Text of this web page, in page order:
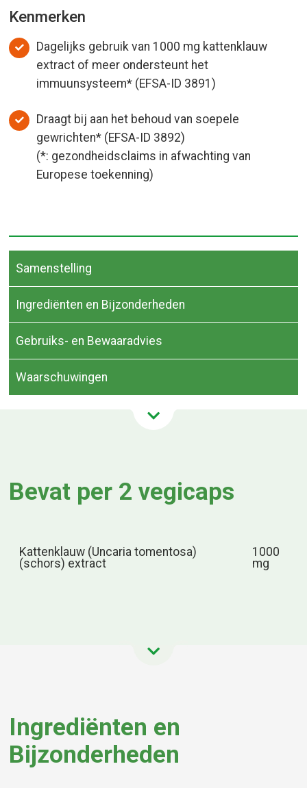
Kenmerken
Dagelijks gebruik van 1000 mg kattenklauw
extract of meer ondersteunt het
immuunsysteem* (EFSA-ID 3891)
Draagt bij aan het behoud van soepele
gewrichten* (EFSA-ID 3892)
(*: gezondheidsclaims in afwachting van
Europese toekenning)
Samenstelling
Ingrediënten en Bijzonderheden
Gebruiks- en Bewaaradvies
Waarschuwingen
Bevat per 2 vegicaps
Kattenklauw (Uncaria tomentosa)
(schors) extract
1000
mg
Ingrediënten en
Bijzonderheden